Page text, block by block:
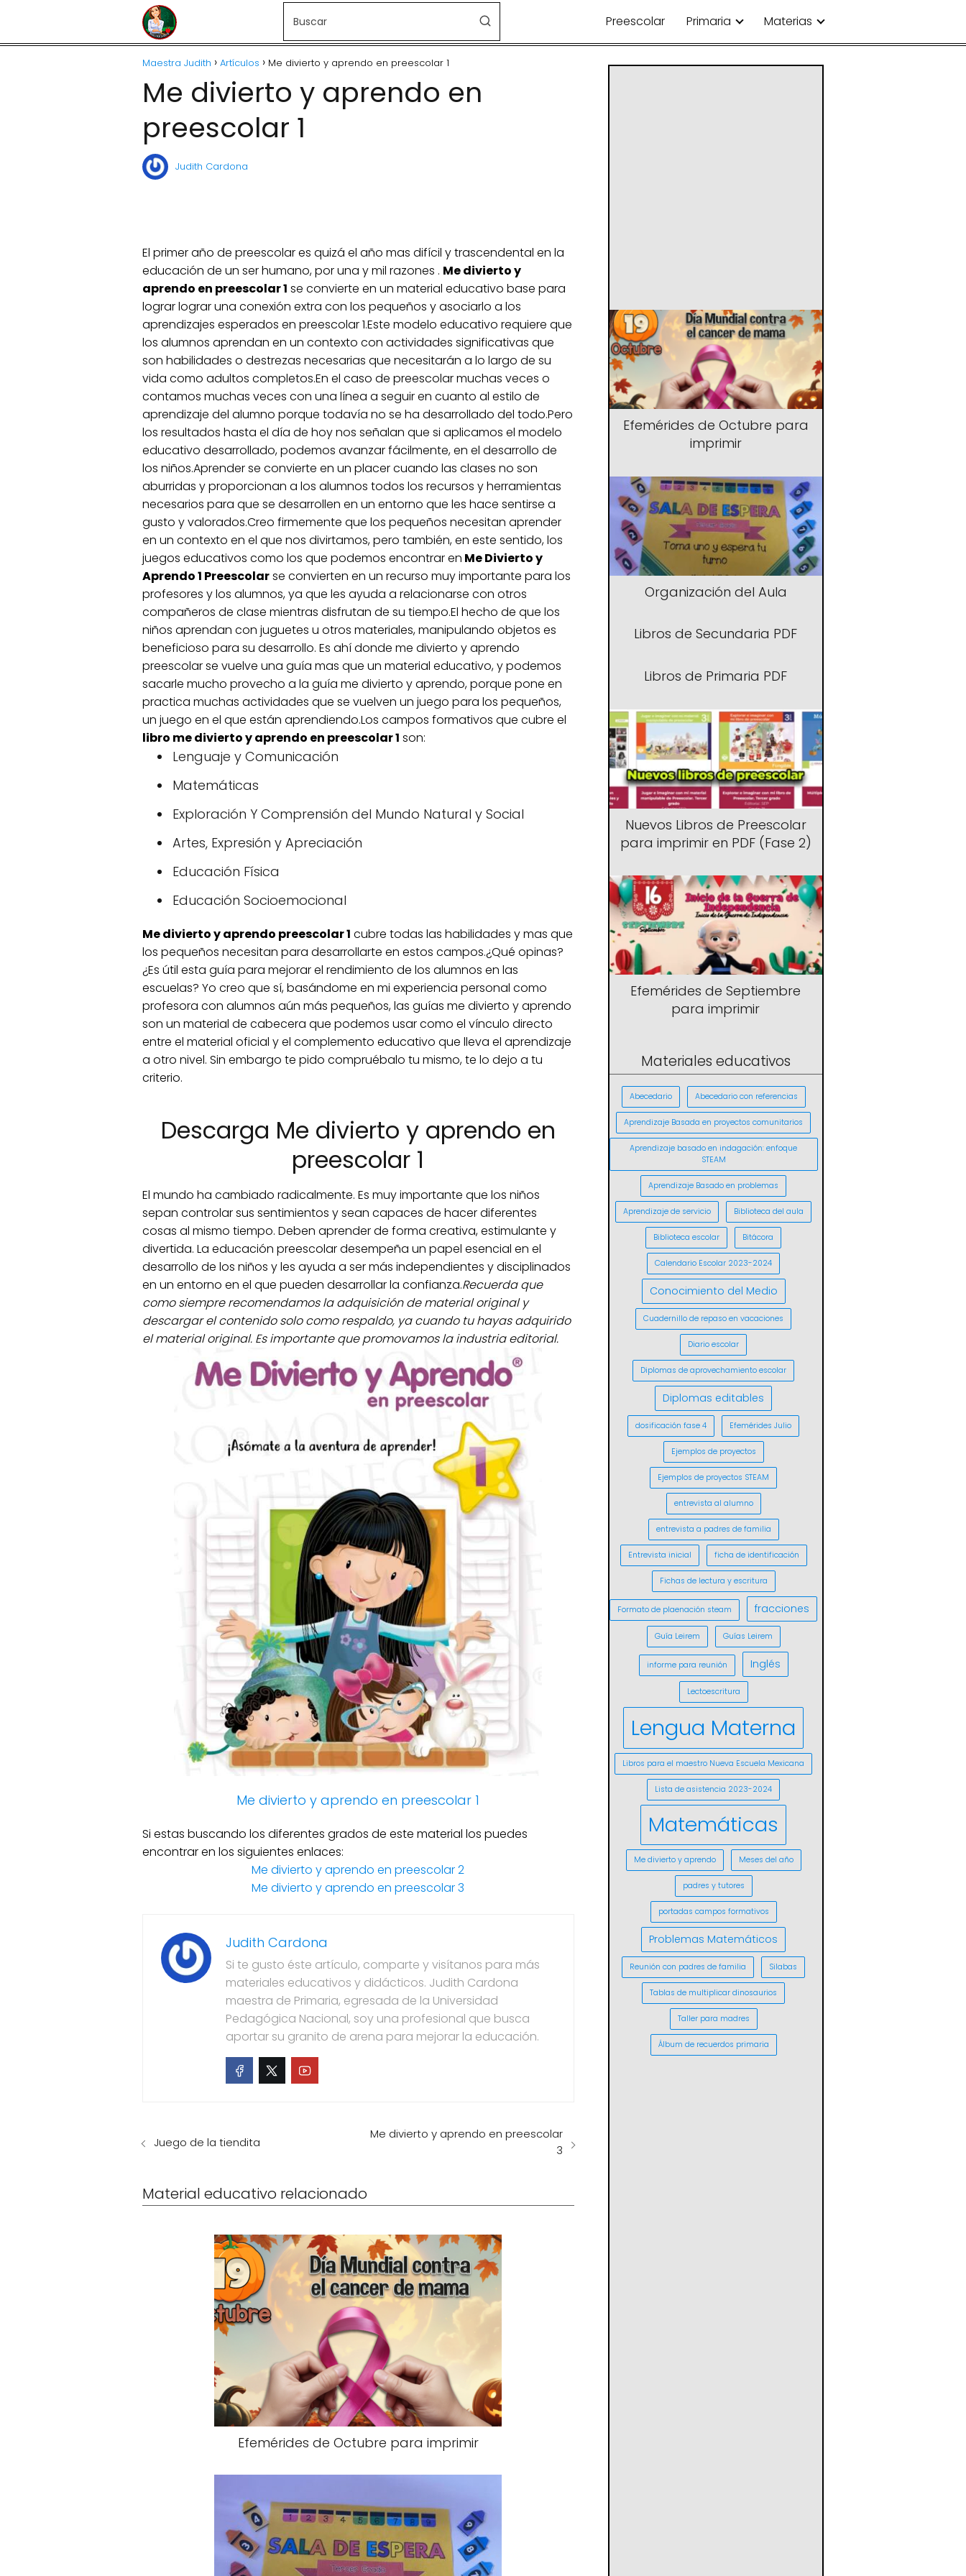
Preescolar Primaria Materias
Maestra Judith Artículos Me divierto y aprendo en preescolar 1
Me divierto y aprendo en
preescolar 1
Judith Cardona
El primer año de preescolar es quizá el año mas difícil y trascendental en la
educación de un ser humano, por una y mil razones . Me divierto y
aprendo en preescolar 1 se convierte en un material educativo base para
lograr lograr una conexión extra con los pequeños y asociarlo a los
aprendizajes esperados en preescolar 1.Este modelo educativo requiere que
los alumnos aprendan en un contexto con actividades significativas que
son habilidades o destrezas necesarias que necesitarán a lo largo de su
vida como adultos completos.En el caso de preescolar muchas veces o
contamos muchas veces con una línea a seguir en cuanto al estilo de
aprendizaje del alumno porque todavía no se ha desarrollado del todo.Pero
los resultados hasta el día de hoy nos señalan que si aplicamos el modelo
educativo desarrollado, podemos avanzar fácilmente, en el desarrollo de
los niños.Aprender se convierte en un placer cuando las clases no son
aburridas y proporcionan a los alumnos todos los recursos y herramientas
necesarios para que se desarrollen en un entorno que les hace sentirse a
gusto y valorados.Creo firmemente que los pequeños necesitan aprender
en un contexto en el que nos divirtamos, pero también, en este sentido, los
juegos educativos como los que podemos encontrar en Me Divierto y
Aprendo 1 Preescolarse convierten en un recurso muy importante para los
profesores y los alumnos, ya que les ayuda a relacionarse con otros
compañeros de clase mientras disfrutan de su tiempo.El hecho de que los
niños aprendan con juguetes u otros materiales, manipulando objetos es
beneficioso para su desarrollo. Es ahí donde me divierto y aprendo
preescolar se vuelve una guía mas que un material educativo, y podemos
sacarle mucho provecho a la guía me divierto y aprendo, porque pone en
practica muchas actividades que se vuelven un juego para los pequeños,
un juego en el que están aprendiendo.Los campos formativos que cubre el
libro me divierto y aprendo en preescolar 1 son:
Lenguaje y Comunicación
Matemáticas
Exploración Y Comprensión del Mundo Natural y Social
Artes, Expresión y Apreciación
Educación Física
Educación Socioemocional
Me divierto y aprendo preescolar 1 cubre todas las habilidades y mas que
los pequeños necesitan para desarrollarte en estos campos.¿Qué opinas?
¿Es útil esta guía para mejorar el rendimiento de los alumnos en las
escuelas? Yo creo que sí, basándome en mi experiencia personal como
profesora con alumnos aún más pequeños, las guías me divierto y aprendo
son un material de cabecera que podemos usar como el vínculo directo
entre el material oficial y el complemento educativo que lleva el aprendizaje
a otro nivel. Sin embargo te pido compruébalo tu mismo, te lo dejo a tu
criterio.
Descarga Me divierto y aprendo en
preescolar 1
El mundo ha cambiado radicalmente. Es muy importante que los niños
sepan controlar sus sentimientos y sean capaces de hacer diferentes
cosas al mismo tiempo. Deben aprender de forma creativa, estimulante y
divertida. La educación preescolar desempeña un papel esencial en el
desarrollo de los niños y les ayuda a ser más independientes y disciplinados
en un entorno en el que pueden desarrollar la confianza.Recuerda que
como siempre recomendamos la adquisición de material original y
descargar el contenido solo como respaldo, ya cuando tu hayas adquirido
el material original. Es importante que promovamos la industria editorial.
Me divierto y aprendo en preescolar 1
Si estas buscando los diferentes grados de este material los puedes
encontrar en los siguientes enlaces:
Me divierto y aprendo en preescolar 2
Me divierto y aprendo en preescolar 3
Judith Cardona
Si te gusto éste artículo, comparte y visítanos para más
materiales educativos y didácticos. Judith Cardona
maestra de Primaria, egresada de la Universidad
Pedagógica Nacional, soy una profesional que busca
aportar su granito de arena para mejorar la educación.
Juego de la tiendita
Me divierto y aprendo en preescolar
3
Material educativo relacionado
Efemérides de Octubre para imprimir
Efemérides de Octubre para
imprimir
Organización del Aula
Libros de Secundaria PDF
Libros de Primaria PDF
Nuevos Libros de Preescolar
para imprimir en PDF (Fase 2)
Efemérides de Septiembre
para imprimir
Materiales educativos
Abecedario Abecedario con referencias
Aprendizaje Basada en proyectos comunitarios
Aprendizaje basado en indagación: enfoque
STEAM
Aprendizaje Basado en problemas
Aprendizaje de servicio Biblioteca del aula
Biblioteca escolar Bitácora
Calendario Escolar 2023-2024
Conocimiento del Medio
Cuadernillo de repaso en vacaciones
Diario escolar
Diplomas de aprovechamiento escolar
Diplomas editables
dosificación fase 4 Efemérides Julio
Ejemplos de proyectos
Ejemplos de proyectos STEAM
entrevista al alumno
entrevista a padres de familia
Entrevista inicial ficha de identificación
Fichas de lectura y escritura
Formato de plaenación steam fracciones
Guía Leirem Guías Leirem
informe para reunión Inglés
Lectoescritura
Lengua Materna
Libros para el maestro Nueva Escuela Mexicana
Lista de asistencia 2023-2024
Matemáticas
Me divierto y aprendo Meses del año
padres y tutores
portadas campos formativos
Problemas Matemáticos
Reunión con padres de familia Silabas
Tablas de multiplicar dinosaurios
Taller para madres
Álbum de recuerdos primaria